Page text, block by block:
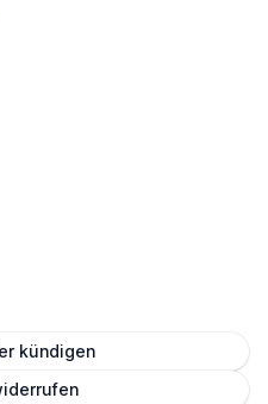
kündigen